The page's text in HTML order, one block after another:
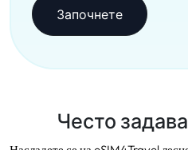
Започнете
Често